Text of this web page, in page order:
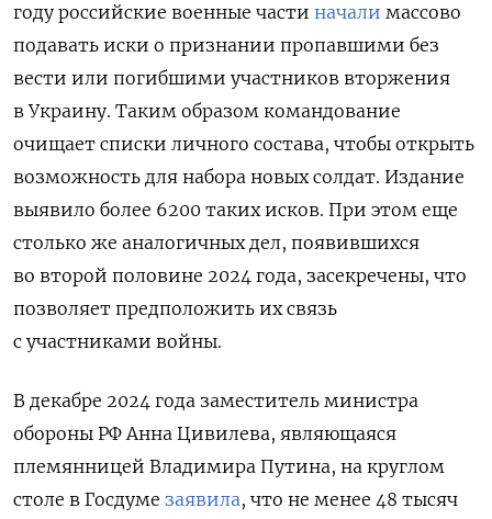
году российские военные части начали массово
подавать иски о признании пропавшими без
вести или погибшими участников вторжения
в Украину. Таким образом командование
очищает списки личного состава, чтобы открыть
возможность для набора новых солдат. Издание
выявило более 6200 таких исков. При этом еще
столько же аналогичных дел, появившихся
во второй половине 2024 года, засекречены, что
позволяет предположить их связь
с участниками войны.
В декабре 2024 года заместитель министра
обороны РФ Анна Цивилева, являющаяся
племянницей Владимира Путина, на круглом
столе в Госдуме заявила, что не менее 48 тысяч